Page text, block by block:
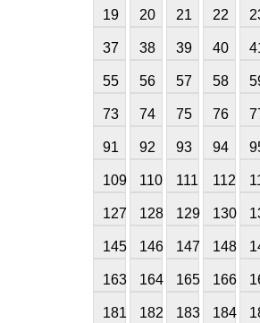
19 20 21 22
37 38 39 40
55 56 57 58
73 74 75 76
91 92 93 94
109 110 111 112
127 128 129 130
145 146 147 148
163 164 165 166
181 182 183 184